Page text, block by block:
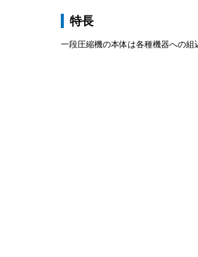
特長
一段圧縮機の本体は各種機器への組